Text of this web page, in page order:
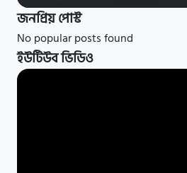
জনপ্রিয় পোস্ট
No popular posts found
ইউটিউব ভিডিও